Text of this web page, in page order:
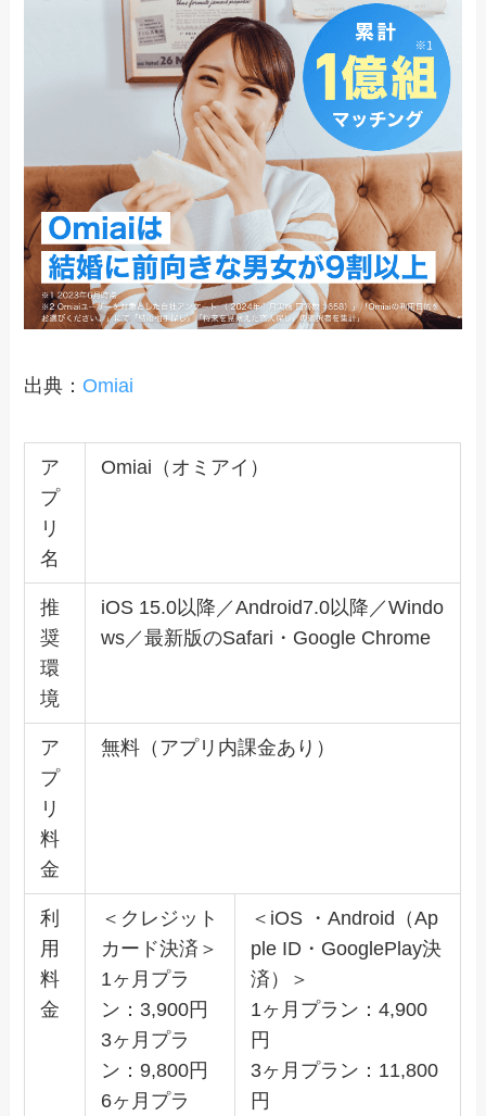
出典： Omiai
ア
プ
リ
名
Omiai（オミアイ）
推
奨
環
境
iOS 15.0以降／Android7.0以降／Windo
ws／最新版のSafari・Google Chrome
ア
プ
リ
料
金
無料（アプリ内課金あり）
利
用
料
金
＜クレジット
カード決済＞
1ヶ月プラ
ン：3,900円
3ヶ月プラ
ン：9,800円
6ヶ月プラ
＜iOS ・Android（Ap
ple ID・GooglePlay決
済）＞
1ヶ月プラン：4,900
円
3ヶ月プラン：11,800
円